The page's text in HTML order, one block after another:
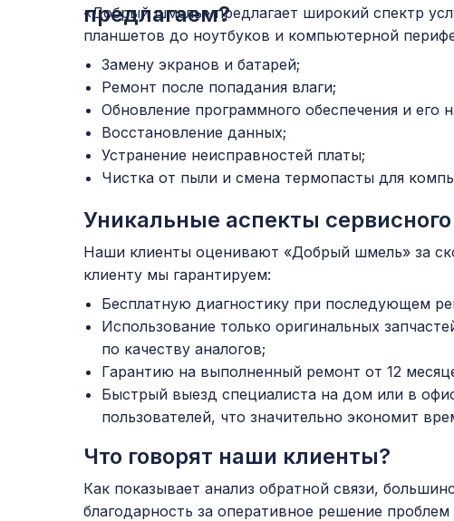
предлагаем?
«Добрый шмель» предлагает широкий спектр
планшетов до ноутбуков и компьютерной
Замену экранов и батарей;
Ремонт после попадания влаги;
Обновление программного обеспечения и его
Восстановление данных;
Устранение неисправностей платы;
Чистка от пыли и смена термопасты для
Уникальные аспекты
Наши клиенты оценивают «Добрый шмель» за
клиенту мы гарантируем:
Бесплатную диагностику при последующем
Использование только оригинальных
по качеству аналогов;
Гарантию на выполненный ремонт от 12
Быстрый выезд специалиста на дом или в
пользователей, что значительно экономит
Что говорят наши клиенты?
Как показывает анализ обратной связи,
благодарность за оперативное решение